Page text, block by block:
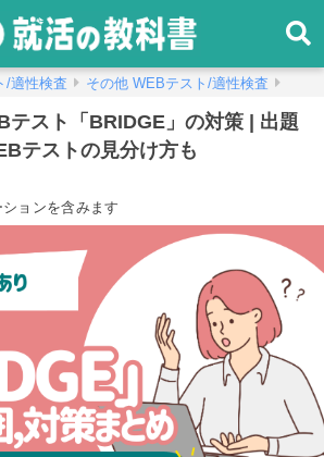
/適性検査 その他 WEBテスト/適性検査
テスト「BRIDGE」の対策 | 出題
テストの見分け方も
ョンを含みます